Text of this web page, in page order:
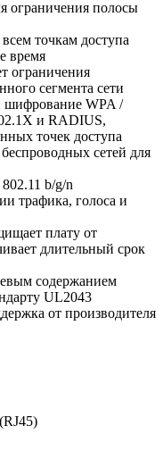
ограничения полосы
точкам доступа
время
ограничения
сегмента сети
WPA /
и RADIUS,
точек доступа
сетей для
b/g/n
трафика, голоса и
плату от
длительный срок
содержанием
UL2043
от производителя